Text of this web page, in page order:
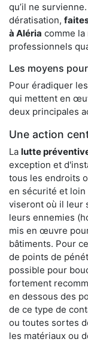
qu’il ne
dératisation,
à Aléria comme
professionnels
Les moyens
Pour éradiquer
qui mettent en
deux principales
Une action
La lutte
exception et
tous les endroits
en sécurité et loin
viseront où il leur
leurs ennemies
mis en œuvre
bâtiments. Pour
de points de
possible pour
fortement
en dessous des
de ce type de
ou toutes sortes
les matériaux ou